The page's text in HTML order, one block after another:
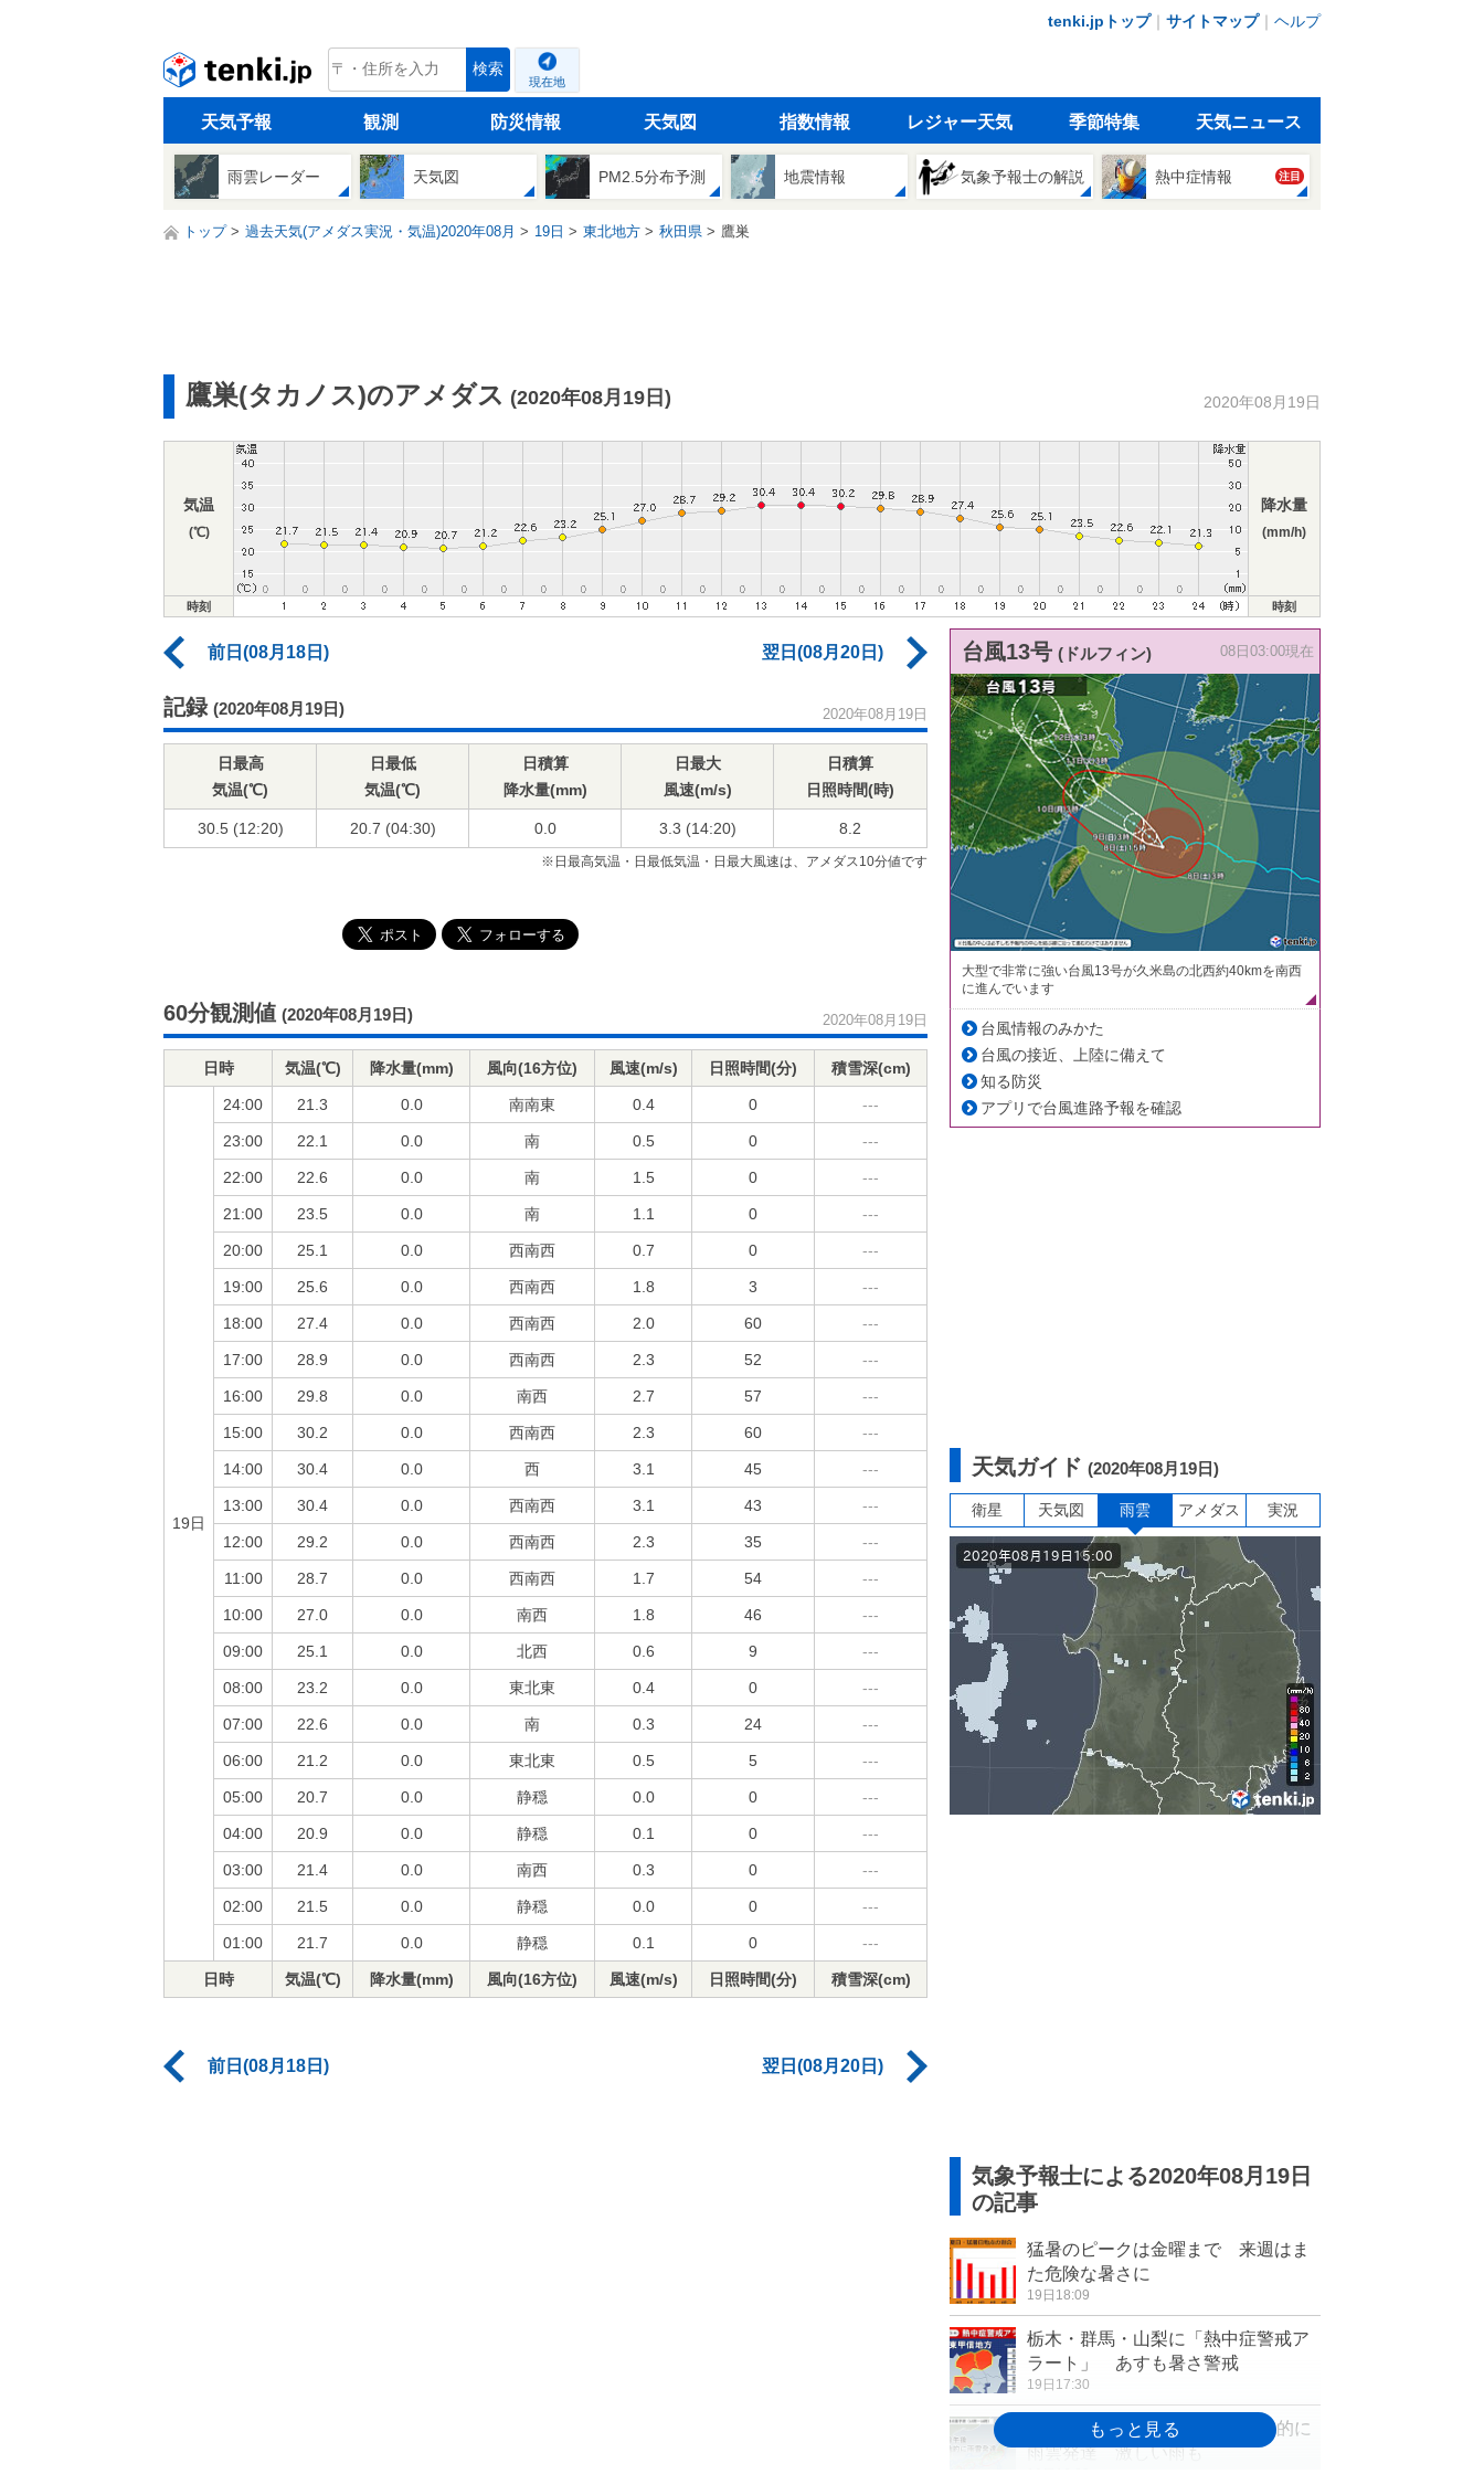
tenki.jpトップ｜ サイトマップ｜ ヘルプ
tenki.jp 検索
現在地
天気予報 観測 防災情報 天気図 指数情報 レジャー天気 季節特集 天気ニュース
雨雲レーダー 天気図 PM2.5分布予測 地震情報 気象予報士の解説 熱中症情報 注目
トップ 過去天気(アメダス実況・気温)2020年08月 19日 東北地方 秋田県 鷹巣
鷹巣(タカノス)のアメダス (2020年08月19日) 2020年08月19日
気温
(℃)
降水量
(mm/h)
時刻 時刻
前日(08月18日) 翌日(08月20日)
記録 (2020年08月19日) 2020年08月19日
日最高
気温(℃)
日最低
気温(℃)
日積算
降水量(mm)
日最大
風速(m/s)
日積算
日照時間(時)
30.5 (12:20) 20.7 (04:30) 0.0 3.3 (14:20) 8.2
※日最高気温・日最低気温・日最大風速は、アメダス10分値です
60分観測値 (2020年08月19日) 2020年08月19日
日時 気温(℃) 降水量(mm) 風向(16方位) 風速(m/s) 日照時間(分) 積雪深(cm)
19日
24:00 21.3 0.0 南南東 0.4 0 ---
23:00 22.1 0.0 南 0.5 0 ---
22:00 22.6 0.0 南 1.5 0 ---
21:00 23.5 0.0 南 1.1 0 ---
20:00 25.1 0.0 西南西 0.7 0 ---
19:00 25.6 0.0 西南西 1.8 3 ---
18:00 27.4 0.0 西南西 2.0 60 ---
17:00 28.9 0.0 西南西 2.3 52 ---
16:00 29.8 0.0 南西 2.7 57 ---
15:00 30.2 0.0 西南西 2.3 60 ---
14:00 30.4 0.0 西 3.1 45 ---
13:00 30.4 0.0 西南西 3.1 43 ---
12:00 29.2 0.0 西南西 2.3 35 ---
11:00 28.7 0.0 西南西 1.7 54 ---
10:00 27.0 0.0 南西 1.8 46 ---
09:00 25.1 0.0 北西 0.6 9 ---
08:00 23.2 0.0 東北東 0.4 0 ---
07:00 22.6 0.0 南 0.3 24 ---
06:00 21.2 0.0 東北東 0.5 5 ---
05:00 20.7 0.0 静穏 0.0 0 ---
04:00 20.9 0.0 静穏 0.1 0 ---
03:00 21.4 0.0 南西 0.3 0 ---
02:00 21.5 0.0 静穏 0.0 0 ---
01:00 21.7 0.0 静穏 0.1 0 ---
日時 気温(℃) 降水量(mm) 風向(16方位) 風速(m/s) 日照時間(分) 積雪深(cm)
前日(08月18日) 翌日(08月20日)
台風13号 (ドルフィン) 08日03:00現在
大型で非常に強い台風13号が久米島の北西約40kmを南西
に進んでいます
台風情報のみかた
台風の接近、上陸に備えて
知る防災
アプリで台風進路予報を確認
天気ガイド (2020年08月19日)
衛星 天気図 雨雲 アメダス 実況
気象予報士による2020年08月19日
の記事
猛暑のピークは金曜まで 来週はま
た危険な暑さに
19日18:09
栃木・群馬・山梨に「熱中症警戒ア
ラート」 あすも暑さ警戒
19日17:30
20日も猛暑日続出 午後は局地的に
雨雲発達 激しい雨も